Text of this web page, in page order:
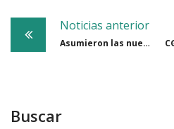
Post
navigation
Noticias anterior
Asumieron las nuevas autoridades de la CGT Regional, consolidando una histórica unidad Sindical en la provincia
Buscar